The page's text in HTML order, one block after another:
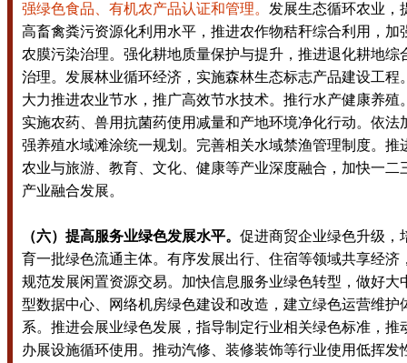
强绿色食品、有机农产品认证和管理。 发展生态循环农业，
高畜禽粪污资源化利用水平，推进农作物秸秆综合利用，加
农膜污染治理。强化耕地质量保护与提升，推进退化耕地综
治理。发展林业循环经济，实施森林生态标志产品建设工程
大力推进农业节水，推广高效节水技术。推行水产健康养殖
实施农药、兽用抗菌药使用减量和产地环境净化行动。依法
强养殖水域滩涂统一规划。完善相关水域禁渔管理制度。推
农业与旅游、教育、文化、健康等产业深度融合，加快一二
产业融合发展。
（六）提高服务业绿色发展水平。 促进商贸企业绿色升级，
育一批绿色流通主体。有序发展出行、住宿等领域共享经济
规范发展闲置资源交易。加快信息服务业绿色转型，做好大
型数据中心、网络机房绿色建设和改造，建立绿色运营维护
系。推进会展业绿色发展，指导制定行业相关绿色标准，推
办展设施循环使用。推动汽修、装修装饰等行业使用低挥发